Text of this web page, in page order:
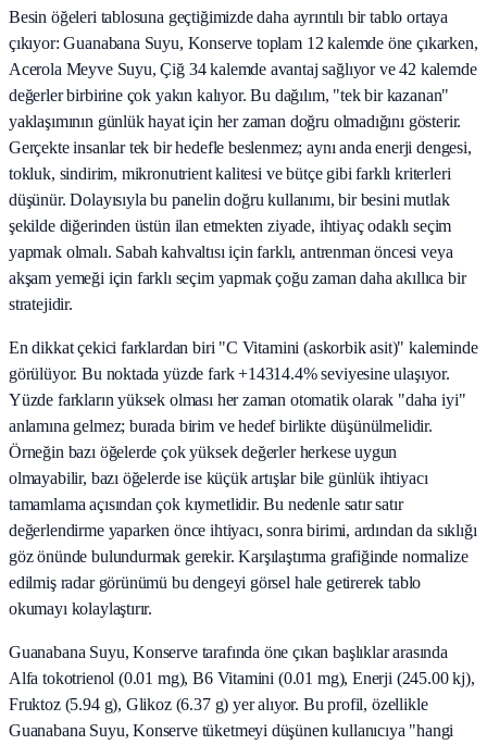
Besin öğeleri tablosuna geçtiğimizde daha ayrıntılı bir tablo ortaya
çıkıyor: Guanabana Suyu, Konserve toplam 12 kalemde öne çıkarken,
Acerola Meyve Suyu, Çiğ 34 kalemde avantaj sağlıyor ve 42 kalemde
değerler birbirine çok yakın kalıyor. Bu dağılım, "tek bir kazanan"
yaklaşımının günlük hayat için her zaman doğru olmadığını gösterir.
Gerçekte insanlar tek bir hedefle beslenmez; aynı anda enerji dengesi,
tokluk, sindirim, mikronutrient kalitesi ve bütçe gibi farklı kriterleri
düşünür. Dolayısıyla bu panelin doğru kullanımı, bir besini mutlak
şekilde diğerinden üstün ilan etmekten ziyade, ihtiyaç odaklı seçim
yapmak olmalı. Sabah kahvaltısı için farklı, antrenman öncesi veya
akşam yemeği için farklı seçim yapmak çoğu zaman daha akıllıca bir
stratejidir.
En dikkat çekici farklardan biri "C Vitamini (askorbik asit)" kaleminde
görülüyor. Bu noktada yüzde fark +14314.4% seviyesine ulaşıyor.
Yüzde farkların yüksek olması her zaman otomatik olarak "daha iyi"
anlamına gelmez; burada birim ve hedef birlikte düşünülmelidir.
Örneğin bazı öğelerde çok yüksek değerler herkese uygun
olmayabilir, bazı öğelerde ise küçük artışlar bile günlük ihtiyacı
tamamlama açısından çok kıymetlidir. Bu nedenle satır satır
değerlendirme yaparken önce ihtiyacı, sonra birimi, ardından da sıklığı
göz önünde bulundurmak gerekir. Karşılaştırma grafiğinde normalize
edilmiş radar görünümü bu dengeyi görsel hale getirerek tablo
okumayı kolaylaştırır.
Guanabana Suyu, Konserve tarafında öne çıkan başlıklar arasında
Alfa tokotrienol (0.01 mg), B6 Vitamini (0.01 mg), Enerji (245.00 kj),
Fruktoz (5.94 g), Glikoz (6.37 g) yer alıyor. Bu profil, özellikle
Guanabana Suyu, Konserve tüketmeyi düşünen kullanıcıya "hangi